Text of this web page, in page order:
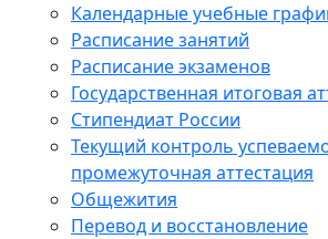
Календарные учебные
Расписание занятий
Расписание экзаменов
Государственная итоговая
Стипендиат России
Текущий контроль
промежуточная аттестация
Общежития
Перевод и восстановление